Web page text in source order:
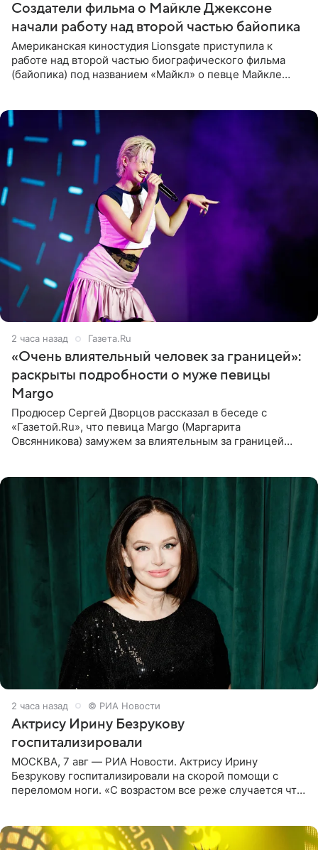
Создатели фильма о Майкле Джексоне
начали работу над второй частью байопика
Американская киностудия Lionsgate приступила к
работе над второй частью биографического фильма
(байопика) под названием «Майкл» о певце Майкле
2 часа назад Газета.Ru
«Очень влиятельный человек за границей»:
раскрыты подробности о муже певицы
Margo
Продюсер Сергей Дворцов рассказал в беседе с
«Газетой.Ru», что певица Margo (Маргарита
Овсянникова) замужем за влиятельным за границей
2 часа назад © РИА Новости
Актрису Ирину Безрукову
госпитализировали
МОСКВА, 7 авг — РИА Новости. Актрису Ирину
Безрукову госпитализировали на скорой помощи с
переломом ноги. «С возрастом все реже случается что-